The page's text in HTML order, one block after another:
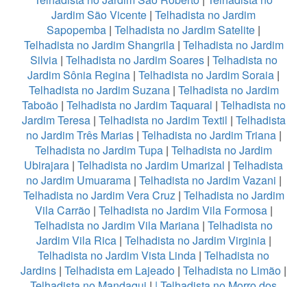
Jardim São Vicente | Telhadista no Jardim
Sapopemba | Telhadista no Jardim Satelite |
Telhadista no Jardim Shangrila| Telhadista no Jardim
Silvia| Telhadista no Jardim Soares| Telhadista no
Jardim Sônia Regina | Telhadista no Jardim Soraia |
Telhadista no Jardim Suzana| Telhadista no Jardim
Taboão| Telhadista no Jardim Taquaral | Telhadista no
Jardim Teresa| Telhadista no Jardim Textil | Telhadista
no Jardim Três Marias| Telhadista no Jardim Triana|
Telhadista no Jardim Tupa | Telhadista no Jardim
Ubirajara | Telhadista no Jardim Umarizal | Telhadista
no Jardim Umuarama| Telhadista no Jardim Vazani |
Telhadista no Jardim Vera Cruz| Telhadista no Jardim
Vila Carrão| Telhadista no Jardim Vila Formosa|
Telhadista no Jardim Vila Mariana | Telhadista no
Jardim Vila Rica| Telhadista no Jardim Virginia|
Telhadista no Jardim Vista Linda | Telhadista no
Jardins | Telhadista em Lajeado | Telhadista no Limão |